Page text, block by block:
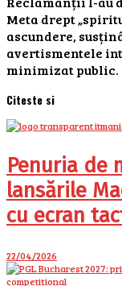
Meta drept
ascundere,
avertismentele
minimizat public.
Citeste si
Penuria de
lansările
cu ecran
22/04/2026